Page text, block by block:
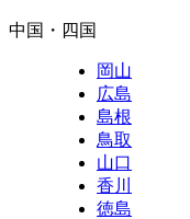
中国・四国
岡山
広島
島根
鳥取
山口
香川
徳島